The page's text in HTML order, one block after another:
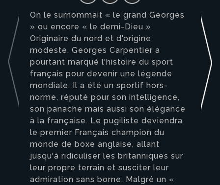
On le surnommait « le grand Georges
» ou encore « le demi-Dieu ».
Originaire du nord et d'origine
modeste, Georges Carpentier a
pourtant marqué l'histoire du sport
français pour devenir une légende
mondiale. Il a été un sportif hors-
norme, réputé pour son intelligence,
son panache mais aussi son élégance
à la française. Le pugiliste deviendra
le premier Français champion du
monde de boxe anglaise, allant
jusqu'à ridiculiser les britanniques sur
leur propre terrain et susciter leur
admiration sans borne. Malgré un «